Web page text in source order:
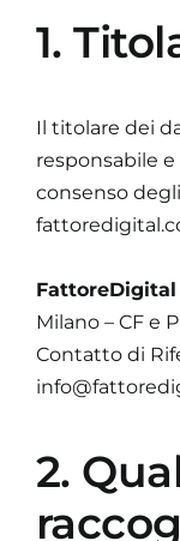
1.
Il titolare dei
responsabile
consenso
FattoreDigital
Milano – CF e
Contatto di
2.